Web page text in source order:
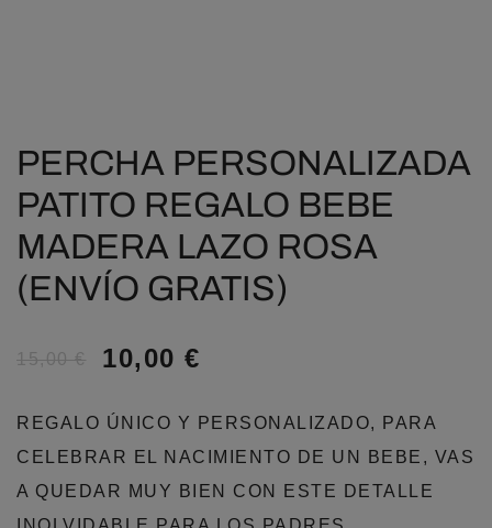
PERCHA PERSONALIZADA
PATITO REGALO BEBE
MADERA LAZO ROSA
(ENVÍO GRATIS)
15,00€ 10,00 €
REGALO ÚNICO Y PERSONALIZADO, PARA
CELEBRAR EL NACIMIENTO DE UN BEBE, VAS
A QUEDAR MUY BIEN CON ESTE DETALLE